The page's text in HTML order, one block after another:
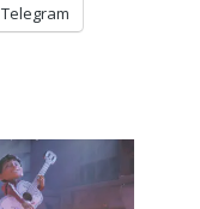
Telegram